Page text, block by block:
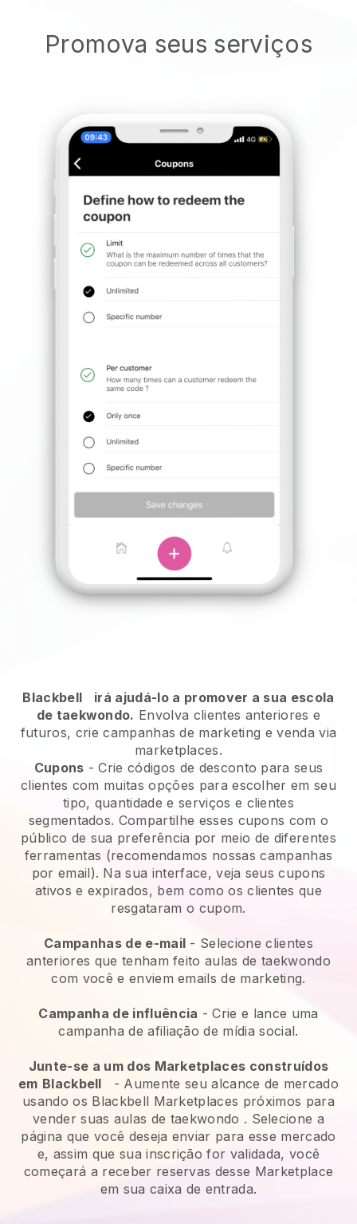
Promova seus serviços
Blackbell
irá ajudá-lo a promover a sua escola
de taekwondo. Envolva clientes anteriores e
futuros, crie campanhas de marketing e venda via
marketplaces.
Cupons - Crie códigos de desconto para seus
clientes com muitas opções para escolher em seu
tipo, quantidade e serviços e clientes
segmentados. Compartilhe esses cupons com o
público de sua preferência por meio de diferentes
ferramentas (recomendamos nossas campanhas
por email). Na sua interface, veja seus cupons
ativos e expirados, bem como os clientes que
resgataram o cupom.
Campanhas de e-mail - Selecione clientes
anteriores que tenham feito aulas de taekwondo
com você e enviem emails de marketing.
Campanha de influência - Crie e lance uma
campanha de afiliação de mídia social.
Junte-se a um dos Marketplaces construídos
em Blackbell - Aumente seu alcance de mercado
usando os Blackbell Marketplaces próximos para
vender suas aulas de taekwondo . Selecione a
página que você deseja enviar para esse mercado
e, assim que sua inscrição for validada, você
começará a receber reservas desse Marketplace
em sua caixa de entrada.